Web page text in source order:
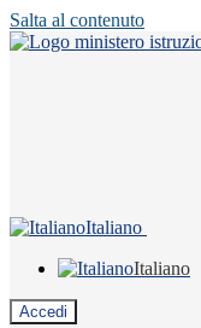
Salta al contenuto
Italiano
Italiano
Accedi